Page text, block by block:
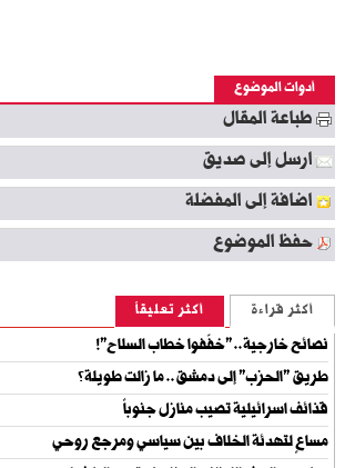
أدوات الموضوع
طباعة المقال
ارسل إلى صديق
اضافة إلى المفضلة
حفظ الموضوع
أكثر قراءة أكثر تعليقاً
نصائح خارجية.. "خفّفوا خطاب السلاح"!
طريق "الحزب" إلى دمشق.. ما زالت طويلة؟
قذائف اسرائيلية تصيب منازل جنوباً
مساعٍ لتهدئة الخلاف بين سياسي ومرجع روحي